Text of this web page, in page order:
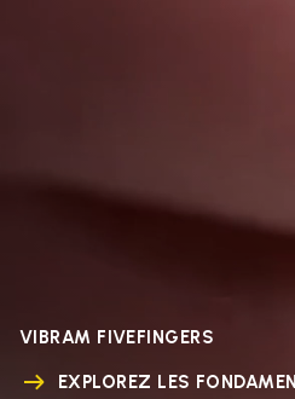
VIBRAM FIVEFINGERS
EXPLOREZ LES